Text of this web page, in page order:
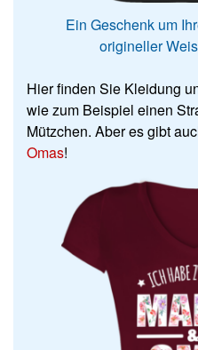
Ein Geschenk um
origineller
Hier finden Sie Kleidung
wie zum Beispiel einen
Mützchen. Aber es gibt
Omas!